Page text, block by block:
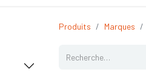
Produits Marques